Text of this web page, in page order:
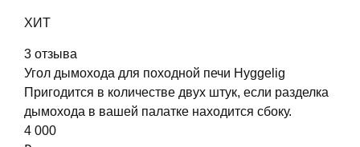
ХИТ
3 отзыва
Угол дымохода для походной печи Hyggelig
Пригодится в количестве двух штук, если разделка
дымохода в вашей палатке находится сбоку.
4 000